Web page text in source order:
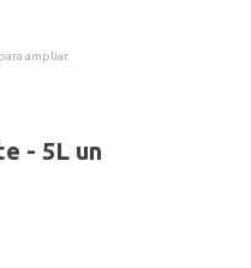
ampliar.
- 5L un